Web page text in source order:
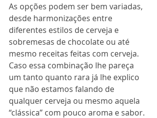
As opções podem ser bem variadas,
desde harmonizações entre
diferentes estilos de cerveja e
sobremesas de chocolate ou até
mesmo receitas feitas com cerveja.
Caso essa combinação lhe pareça
um tanto quanto rara já lhe explico
que não estamos falando de
qualquer cerveja ou mesmo aquela
“clássica” com pouco aroma e sabor.